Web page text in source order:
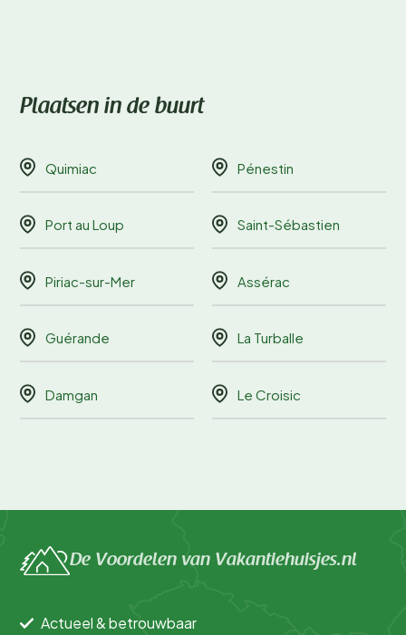
Plaatsen in de buurt
Quimiac Pénestin
Port au Loup Saint-Sébastien
Piriac-sur-Mer Assérac
Guérande La Turballe
Damgan Le Croisic
De Voordelen van Vakantiehuisjes.nl
Actueel & betrouwbaar